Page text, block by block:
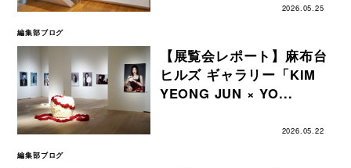
2026.05.25
編集部ブログ
【展覧会レポート】麻布台
ヒルズ ギャラリー「KIM
YEONG JUN × YO...
2026.05.22
編集部ブログ